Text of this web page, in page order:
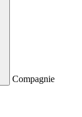
Compagnie